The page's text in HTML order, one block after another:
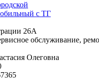
с ТГ
26А
обслуживание,
Олеговна